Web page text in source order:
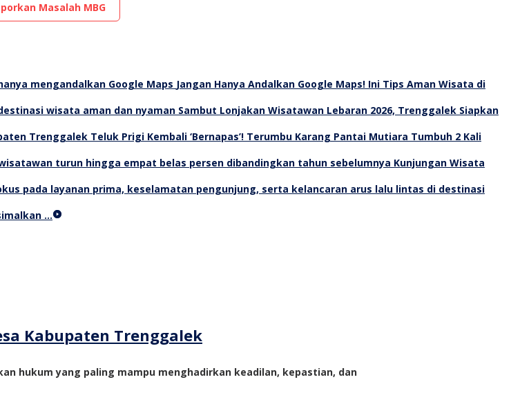
Masalah MBG
Jangan Hanya Andalkan Google Maps! Ini Tips Aman Wisata di
Sambut Lonjakan Wisatawan Lebaran 2026, Trenggalek Siapkan
Teluk Prigi Kembali ‘Bernapas’! Terumbu Karang Pantai Mutiara Tumbuh 2 Kali
Kunjungan Wisata
…
Kabupaten Trenggalek
hukum yang paling mampu menghadirkan keadilan, kepastian, dan